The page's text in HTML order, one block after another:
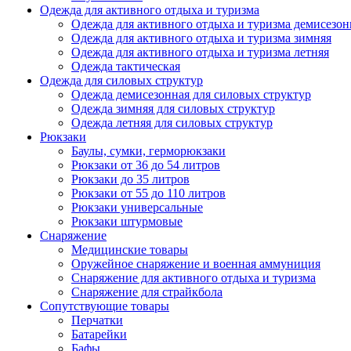
Одежда для активного отдыха и туризма
Одежда для активного отдыха и туризма
Одежда для активного отдыха и туризма зимняя
Одежда для активного отдыха и туризма летняя
Одежда тактическая
Одежда для силовых структур
Одежда демисезонная для силовых структур
Одежда зимняя для силовых структур
Одежда летняя для силовых структур
Рюкзаки
Баулы, сумки, герморюкзаки
Рюкзаки от 36 до 54 литров
Рюкзаки до 35 литров
Рюкзаки от 55 до 110 литров
Рюкзаки универсальные
Рюкзаки штурмовые
Снаряжение
Медицинские товары
Оружейное снаряжение и военная аммуниция
Снаряжение для активного отдыха и туризма
Снаряжение для страйкбола
Сопутствующие товары
Перчатки
Батарейки
Бафы